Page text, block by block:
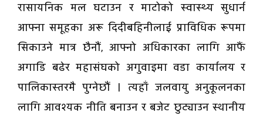
रासायनिक मल घटाउन र माटोको स्वास्थ्य सुधार्न
आफ्ना समूहका अरू दिदीबहिनीलाई प्राविधिक रूपमा
सिकाउने मात्र छैनौं, आफ्नो अधिकारका लागि आफैं
अगाडि बढेर महासंघको अगुवाइमा वडा कार्यालय र
पालिकास्तरमै पुग्नेछौं । त्यहाँ जलवायु अनुकूलनका
लागि आवश्यक नीति बनाउन र बजेट छुट्याउन स्थानीय